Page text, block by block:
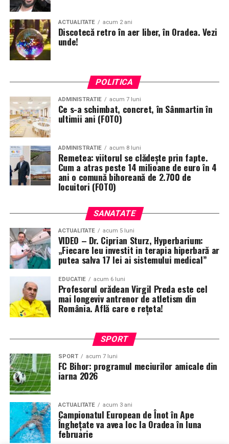
ACTUALITATE acum 2 ani
Discotecă retro în aer liber, în Oradea. Vezi
unde!
POLITICA
ADMINISTRATIE acum 7 luni
Ce s-a schimbat, concret, în Sânmartin în
ultimii ani (FOTO)
ADMINISTRATIE acum 8 luni
Remetea: viitorul se clădește prin fapte.
Cum a atras peste 14 milioane de euro în 4
ani o comună bihoreană de 2.700 de
locuitori (FOTO)
SANATATE
ACTUALITATE acum 5 luni
VIDEO – Dr. Ciprian Sturz, Hyperbarium:
„Fiecare leu investit in terapia hiperbară ar
putea salva 17 lei ai sistemului medical”
EDUCATIE acum 6 luni
Profesorul orădean Virgil Preda este cel
mai longeviv antrenor de atletism din
România. Află care e rețeta!
SPORT
SPORT acum 7 luni
FC Bihor: programul meciurilor amicale din
iarna 2026
ACTUALITATE acum 3 ani
Campionatul European de Înot în Ape
Înghețate va avea loc la Oradea în luna
februarie